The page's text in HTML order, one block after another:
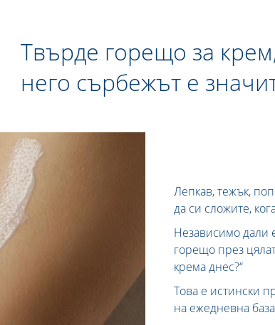
Твърде горещо за
него сърбежът е
Лепкав, тежък,
да си сложите,
Независимо дали
горещо през
крема днес?“
Това е истински
на ежедневна